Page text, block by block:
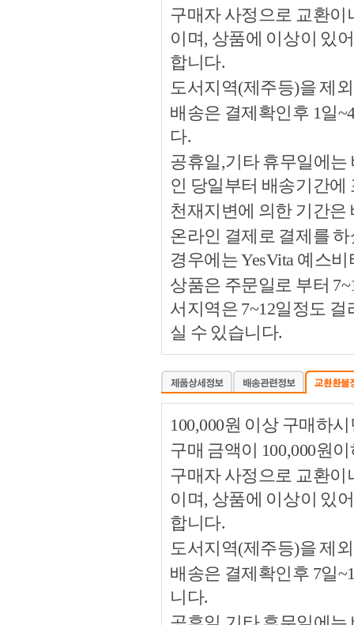
구매자 사정으로 교환이
이며, 상품에 이상이 있
합니다.
도서지역(제주등)을 제
배송은 결제확인후 1일
다.
공휴일,기타 휴무일에
인 당일부터 배송기간에
천재지변에 의한 기간
온라인 결제로 결제를
경우에는 YesVita 예스
상품은 주문일로 부터
서지역은 7~12일정도
실 수 있습니다.
100,000원 이상 구매하
구매 금액이 100,000원
구매자 사정으로 교환이
이며, 상품에 이상이 있
합니다.
도서지역(제주등)을 제
배송은 결제확인후 7일
니다.